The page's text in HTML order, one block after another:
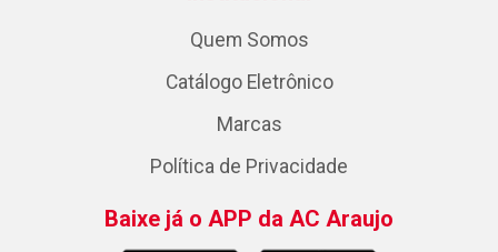
Quem Somos
Catálogo Eletrônico
Marcas
Política de Privacidade
Baixe já o APP da AC Araujo